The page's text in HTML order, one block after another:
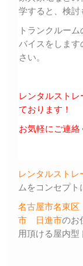
学すると、検討
トランクルー
バイスをしま
さい。
レンタルスト
ております！
お気軽にご連絡
レンタルストレ
ムをコンセプト
名古屋市名東区
市
日進市のお
用頂ける屋内型